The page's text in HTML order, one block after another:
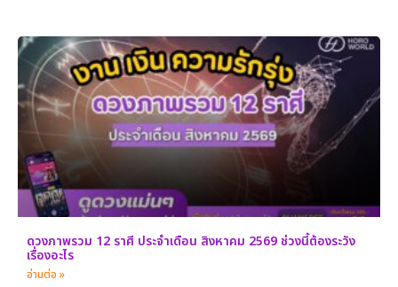
ดวงภาพรวม 12 ราศี ประจำเดือน สิงหาคม 2569 ช่วงนี้ต้องระวัง
เรื่องอะไร
อ่านต่อ »